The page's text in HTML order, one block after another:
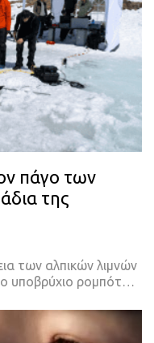
πάγο των
της
των αλπικών λιμνών
υποβρύχιο ρομπότ…